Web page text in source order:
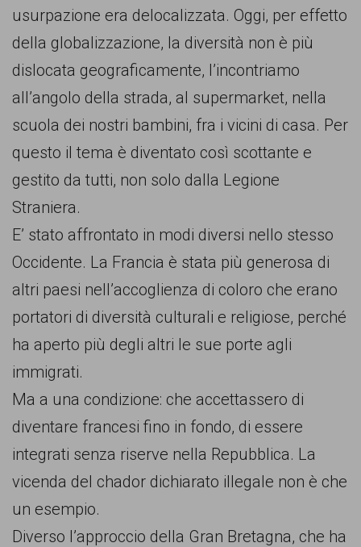
usurpazione era delocalizzata. Oggi, per effetto
della globalizzazione, la diversità non è più
dislocata geograficamente, l’incontriamo
all’angolo della strada, al supermarket, nella
scuola dei nostri bambini, fra i vicini di casa. Per
questo il tema è diventato così scottante e
gestito da tutti, non solo dalla Legione
Straniera.
E’ stato affrontato in modi diversi nello stesso
Occidente. La Francia è stata più generosa di
altri paesi nell’accoglienza di coloro che erano
portatori di diversità culturali e religiose, perché
ha aperto più degli altri le sue porte agli
immigrati.
Ma a una condizione: che accettassero di
diventare francesi fino in fondo, di essere
integrati senza riserve nella Repubblica. La
vicenda del chador dichiarato illegale non è che
un esempio.
Diverso l’approccio della Gran Bretagna, che ha